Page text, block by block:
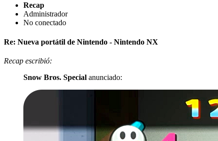
Recap
Administrador
No conectado
Re: Nueva portátil de Nintendo - Nintendo NX
Recap escribió:
Snow Bros. Special anunciado: